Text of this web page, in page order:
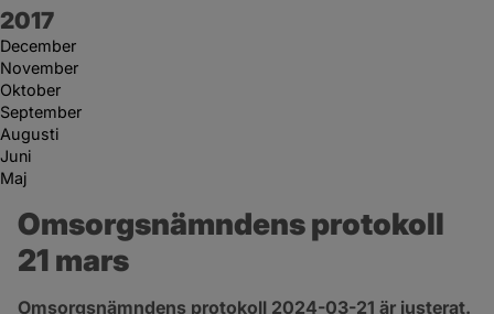
År:
2017
December
November
Oktober
September
Augusti
Juni
Maj
Omsorgsnämndens protokoll
21 mars
Omsorgsnämndens protokoll 2024-03-21 är justerat.